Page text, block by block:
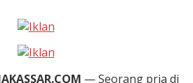
— Seorang pria di